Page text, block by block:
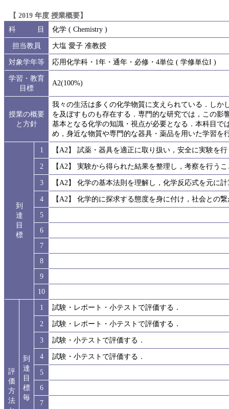
【 2019 年度 授業概要】
科 目
化学 ( Chemistry )
担当教員
大塩 愛子 准教授
対象学年等
応用化学科・1年・通年・必修・4単位 ( 学修単位I )
学習・教育
目標
A2(100%)
授業の概要
と方針
我々の生活は多くの化学物質に支えられている．し
を及ぼすものも存在する．専門的な研究では，この
基本となる化学の知識・視点が必要となる．本科目
め，身近な物質や専門的な器具・薬品を用いた学習を
到
達
目
標
1
【A2】 試薬・器具を適正に取り扱い，安全に実験を
2
【A2】 実験から得られた結果を整理し，考察を行う
3
【A2】 化学の基本法則を理解し，化学反応式を元に
4
【A2】 化学的に探求する態度を身に付け，社会との
5
6
7
8
9
10
評
価
方
法
到
達
目
標
毎
1
試験・レポート・小テストで評価する．
2
試験・レポート・小テストで評価する．
3
試験・小テストで評価する．
4
試験・小テストで評価する．
5
6
7